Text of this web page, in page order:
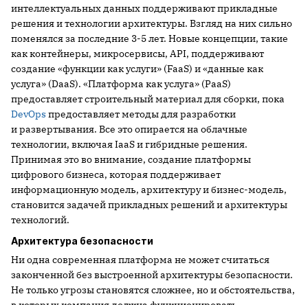
интеллектуальных данных поддерживают прикладные
решения и технологии архитектуры. Взгляд на них сильно
поменялся за последние 3-5 лет. Новые концепции, такие
как контейнеры, микросервисы, API, поддерживают
создание «функции как услуги» (FaaS) и «данные как
услуга» (DaaS). «Платформа как услуга» (PaaS)
предоставляет строительный материал для сборки, пока
DevOps предоставляет методы для разработки
и развертывания. Все это опирается на облачные
технологии, включая IaaS и гибридные решения.
Принимая это во внимание, создание платформы
цифрового бизнеса, которая поддерживает
информационную модель, архитектуру и бизнес-модель,
становится задачей прикладных решений и архитектуры
технологий.
Архитектура безопасности
Ни одна современная платформа не может считаться
законченной без выстроенной архитектуры безопасности.
Не только угрозы становятся сложнее, но и обстоятельства,